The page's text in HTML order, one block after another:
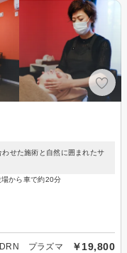
わせた施術と自然に囲まれたサ
から車で約20分
プラズマ ￥19,800